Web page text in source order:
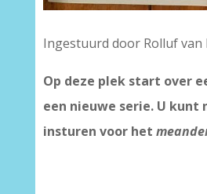
Ingestuurd door Rolluf van
Op deze plek start over
een nieuwe serie. U kunt
insturen voor het